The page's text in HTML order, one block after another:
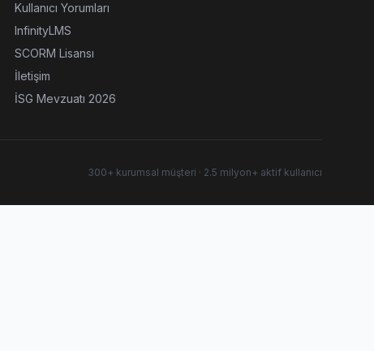
Kullanıcı Yorumları
InfinityLMS
SCORM Lisansı
İletişim
İSG Mevzuatı 2026
300+ kurumsal müşteri · 2.5 milyon+ aktif kullanıcı